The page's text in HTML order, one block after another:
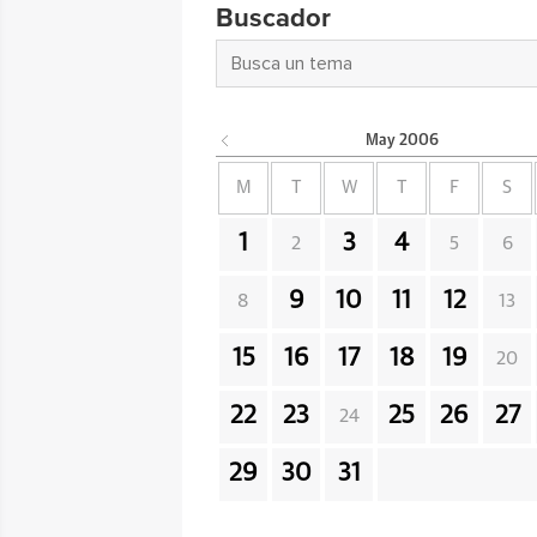
Buscador
May 2006
M W F S
1 2 3 4 5 6
8 9 10 11 12 13
15 16 17 18 19 20
22 23 24 25 26 27
29 30 31